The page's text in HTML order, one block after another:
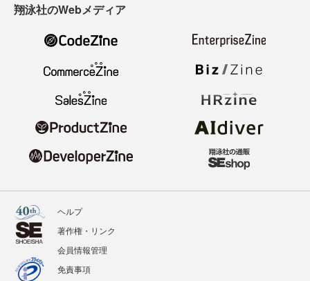
翔泳社のWebメディア
ヘルプ
著作権・リンク
会員情報管理
免責事項